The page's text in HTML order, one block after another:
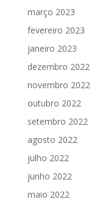
março 2023
fevereiro 2023
janeiro 2023
dezembro 2022
novembro 2022
outubro 2022
setembro 2022
agosto 2022
julho 2022
junho 2022
maio 2022